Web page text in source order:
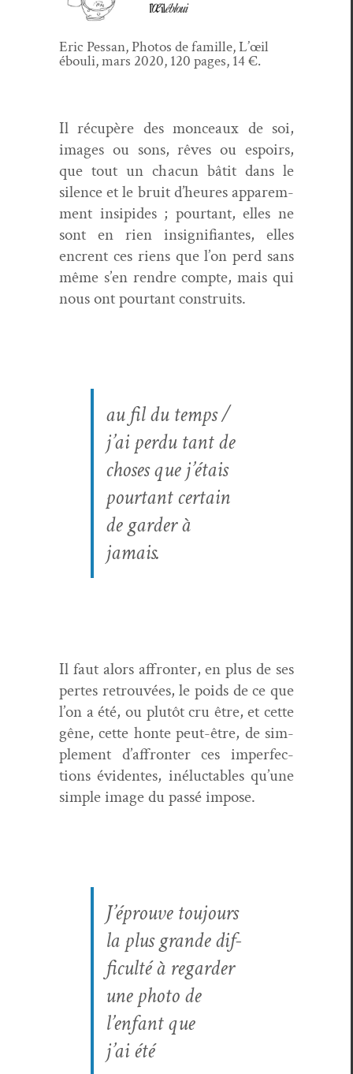
Eric Pes­san, Pho­tos de famille, L’œil
ébouli, mars 2020, 120 pages, 14 €.
Il récupère des mon­ceaux de soi,
images ou sons, rêves ou espoirs,
que tout un cha­cun bâtit dans le
silence et le bruit d’heures apparem­
ment insipi­des ; pour­tant, elles ne
sont en rien insignifi­antes, elles
encrent ces riens que l’on perd sans
même s’en ren­dre compte, mais qui
nous ont pour­tant construits.
au fil du temps /
j’ai per­du tant de
choses que j’étais
pour­tant cer­tain
de garder à
jamais.
Il faut alors affron­ter, en plus de ses
pertes retrou­vées, le poids de ce que
l’on a été, ou plutôt cru être, et cette
gêne, cette honte peut-être, de sim­
ple­ment d’affronter ces imper­fec­
tions évi­dentes, inélucta­bles qu’une
sim­ple image du passé impose.
J’éprouve tou­jours
la plus grande dif­
fi­culté à regarder
une pho­to de
l’enfant que
j’ai été